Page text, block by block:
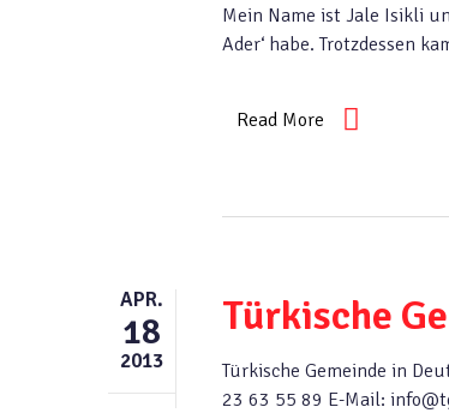
Mein Name ist Jale Isikli
Ader‘ habe. Trotzdessen
Read More
APR.
18
2013
Türkische
Türkische Gemeinde in
23 63 55 89 E-Mail: